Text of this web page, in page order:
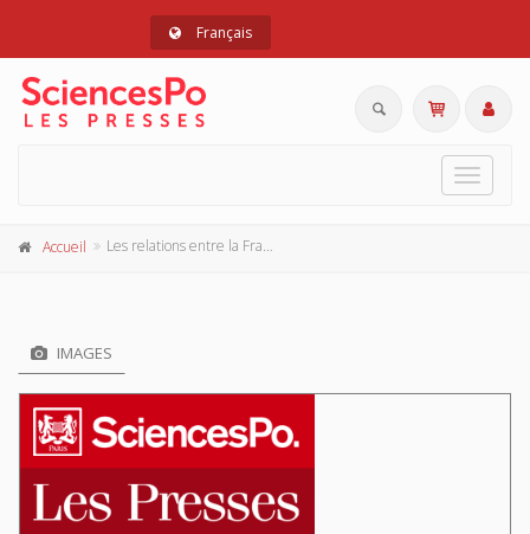
Français
Toggle
Accueil Les relations entre la France et la Birmanie au XVIIIe et au XIXe siècle
IMAGES